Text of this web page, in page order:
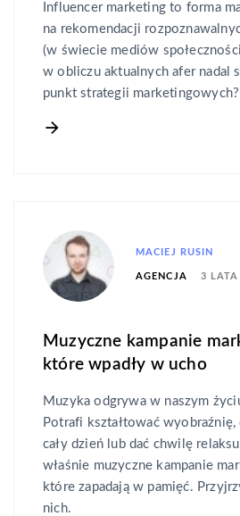
Influencer marketing to forma
na rekomendacji
(w świecie mediów
w obliczu aktualnych afer nadal
punkt strategii marketingowych?
MACIEJ RUSIN
AGENCJA 3
Muzyczne kampanie
które wpadły w ucho
Muzyka odgrywa w naszym
Potrafi kształtować
cały dzień lub dać chwilę
właśnie muzyczne kampanie
które zapadają w pamięć.
nich.